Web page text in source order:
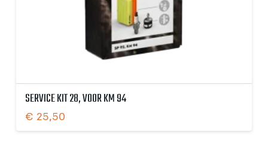
SERVICE KIT 28, VOOR KM 94
€ 25,50